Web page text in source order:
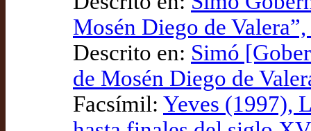
Mosén Diego de
Descrito en: Simó
de Mosén Diego de
Facsímil: Yeves (1997),